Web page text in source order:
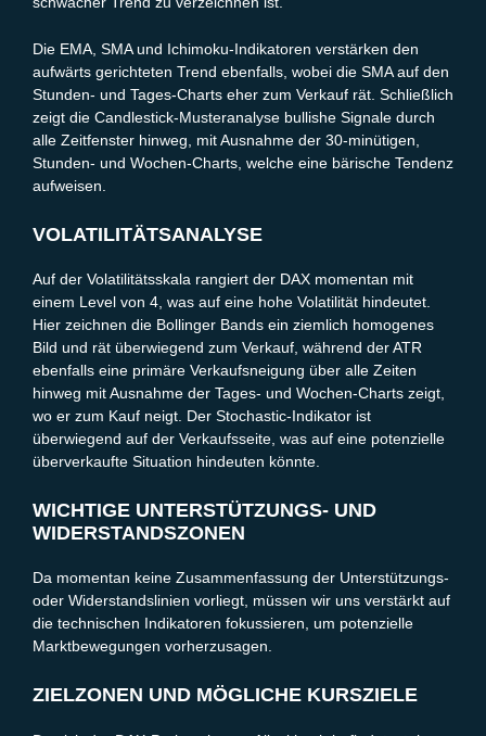
Die EMA, SMA und Ichimoku-Indikatoren verstärken den
aufwärts gerichteten Trend ebenfalls, wobei die SMA auf den
Stunden- und Tages-Charts eher zum Verkauf rät. Schließlich
zeigt die Candlestick-Musteranalyse bullishe Signale durch
alle Zeitfenster hinweg, mit Ausnahme der 30-minütigen,
Stunden- und Wochen-Charts, welche eine bärische Tendenz
aufweisen.
VOLATILITÄTSANALYSE
Auf der Volatilitätsskala rangiert der DAX momentan mit
einem Level von 4, was auf eine hohe Volatilität hindeutet.
Hier zeichnen die Bollinger Bands ein ziemlich homogenes
Bild und rät überwiegend zum Verkauf, während der ATR
ebenfalls eine primäre Verkaufsneigung über alle Zeiten
hinweg mit Ausnahme der Tages- und Wochen-Charts zeigt,
wo er zum Kauf neigt. Der Stochastic-Indikator ist
überwiegend auf der Verkaufsseite, was auf eine potenzielle
überverkaufte Situation hindeuten könnte.
WICHTIGE UNTERSTÜTZUNGS- UND
WIDERSTANDSZONEN
Da momentan keine Zusammenfassung der Unterstützungs-
oder Widerstandslinien vorliegt, müssen wir uns verstärkt auf
die technischen Indikatoren fokussieren, um potenzielle
Marktbewegungen vorherzusagen.
ZIELZONEN UND MÖGLICHE KURSZIELE